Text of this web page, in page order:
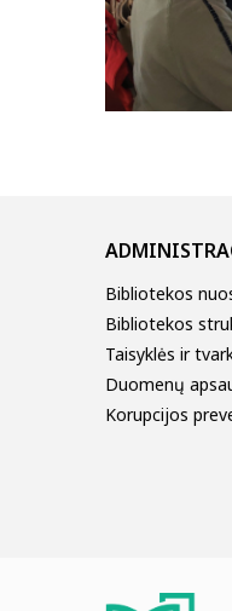
Bibliotekos
Bibliotekos
Taisyklės ir
Duomenų
Korupcijos